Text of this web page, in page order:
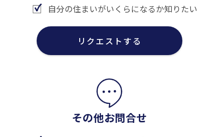
自分の住まいがいくらになるか知りたい
リクエストする
その他お問合せ